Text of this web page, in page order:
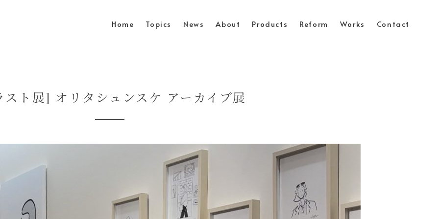
Home Topics News About Products Reform Works Contact
スト展] オリタシュンスケ アーカイブ展